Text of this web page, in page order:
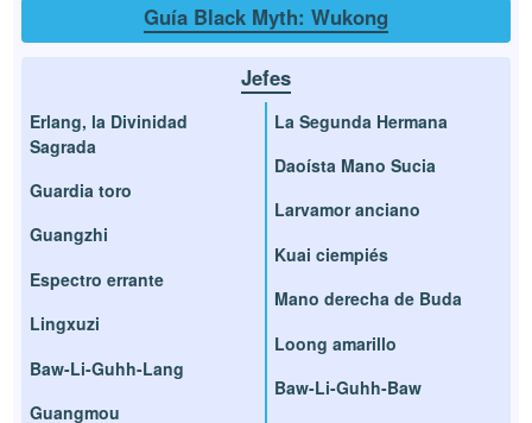
Guía Black Myth: Wukong
Jefes
Erlang, la Divinidad
Sagrada
Guardia toro
Guangzhi
Espectro errante
Lingxuzi
Baw-Li-Guhh-Lang
Guangmou
La Segunda Hermana
Daoísta Mano Sucia
Larvamor anciano
Kuai ciempiés
Mano derecha de Buda
Loong amarillo
Baw-Li-Guhh-Baw